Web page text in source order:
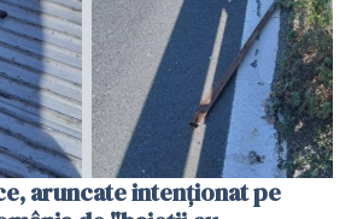
aruncate intenționat pe